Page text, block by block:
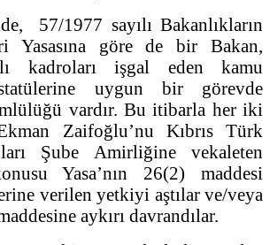
1977 sayılı Bakanlıkların
Yasasına göre de bir Bakan,
kadroları işgal eden kamu
uygun bir görevde
vardır. Bu itibarla her iki
Zaifoğlu’nu Kıbrıs Türk
Şube Amirliğine vekaleten
Yasa’nın 26(2) maddesi
verilen yetkiyi aştılar ve/veya
aykırı davrandılar.